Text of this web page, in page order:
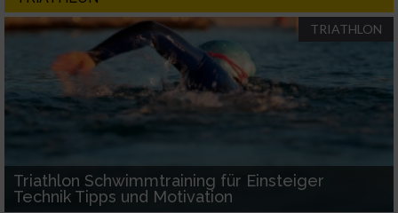
TRIATHLON
Triathlon Schwimmtraining für Einsteiger
Technik Tipps und Motivation
Erstellung von Profilen zur Personalisierung
von Inhalten
Verwendung von Profilen zur Auswahl
personalisierter Inhalte
Messung der Werbeleistung
Messung der Performance von Inhalten